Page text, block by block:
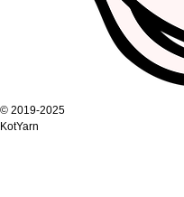
© 2019-2025
KotYarn